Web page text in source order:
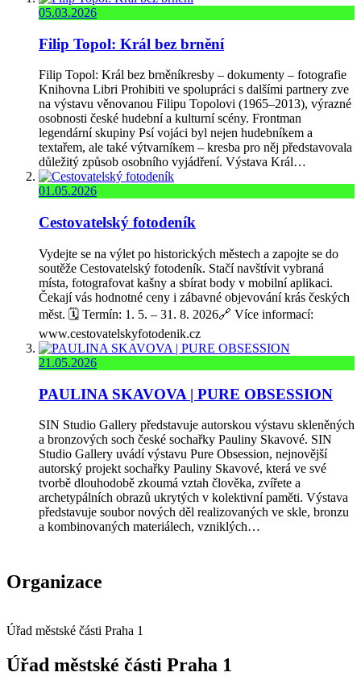
05.03.2026
Filip Topol: Král bez brnění
Filip Topol: Král bez brněníkresby – dokumenty – fotografie
Knihovna Libri Prohibiti ve spolupráci s dalšími partnery zve
na výstavu věnovanou Filipu Topolovi (1965–2013), výrazné
osobnosti české hudební a kulturní scény. Frontman
legendární skupiny Psí vojáci byl nejen hudebníkem a
textařem, ale také výtvarníkem – kresba pro něj představovala
důležitý způsob osobního vyjádření. Výstava Král…
01.05.2026
Cestovatelský fotodeník
Vydejte se na výlet po historických městech a zapojte se do
soutěže Cestovatelský fotodeník. Stačí navštívit vybraná
místa, fotografovat kašny a sbírat body v mobilní aplikaci.
Čekají vás hodnotné ceny i zábavné objevování krás českých
měst. 🗓️ Termín: 1. 5. – 31. 8. 2026🔗 Více informací:
www.cestovatelskyfotodenik.cz
21.05.2026
PAULINA SKAVOVA | PURE OBSESSION
SIN Studio Gallery představuje autorskou výstavu skleněných
a bronzových soch české sochařky Pauliny Skavové. SIN
Studio Gallery uvádí výstavu Pure Obsession, nejnovější
autorský projekt sochařky Pauliny Skavové, která ve své
tvorbě dlouhodobě zkoumá vztah člověka, zvířete a
archetypálních obrazů ukrytých v kolektivní paměti. Výstava
představuje soubor nových děl realizovaných ve skle, bronzu
a kombinovaných materiálech, vzniklých…
Organizace
Úřad městské části Praha 1
Úřad městské části Praha 1